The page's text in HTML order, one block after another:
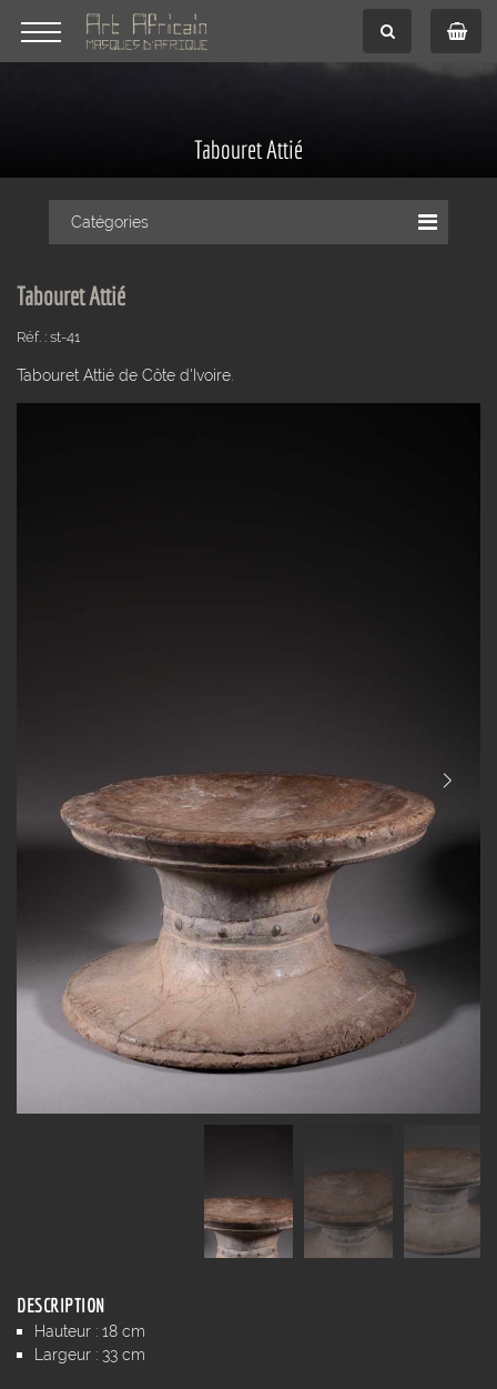
Tabouret Attié
Catégories
Tabouret Attié
Réf. : st-41
Tabouret Attié de Côte d'Ivoire.
DESCRIPTION
Hauteur : 18 cm
Largeur : 33 cm